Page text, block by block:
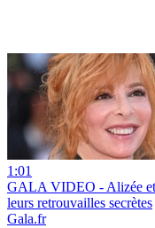
1:01
GALA VIDEO - Alizée et
leurs retrouvailles secrètes
Gala.fr